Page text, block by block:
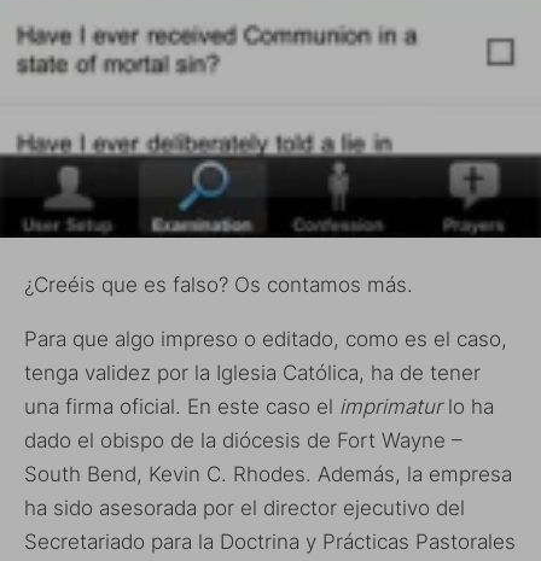
¿Creéis que es falso? Os contamos más.
Para que algo impreso o editado, como es el caso,
tenga validez por la Iglesia Católica, ha de tener
una firma oficial. En este caso el imprimaturlo ha
dado el obispo de la diócesis de Fort Wayne –
South Bend, Kevin C. Rhodes. Además, la empresa
ha sido asesorada por el director ejecutivo del
Secretariado para la Doctrina y Prácticas Pastorales